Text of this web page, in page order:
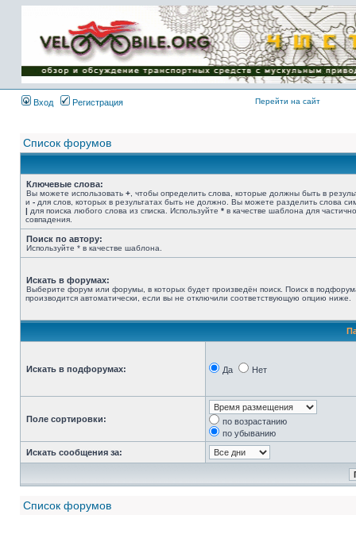
Имя пользователя:
Пароль:
{ LOG_ME_IN_SHORT
}
Вход
Регистрация Перейти на сайт
Список форумов
Ключевые слова:
Вы можете использовать + , чтобы определить слова, которые должны быть в
и - для слов, которых в результатах быть не должно. Вы можете разделить слова
| для поиска любого слова из списка. Используйте * в качестве шаблона для
совпадения.
Поиск по автору:
Используйте * в качестве шаблона.
Искать в форумах:
Выберите форум или форумы, в которых будет произведён поиск. Поиск в
производится автоматически, если вы не отключили соответствующую опцию ниже.
Искать в подфорумах: Да Нет
Поле сортировки:
по возрастанию
по убыванию
Искать сообщения за:
Список форумов